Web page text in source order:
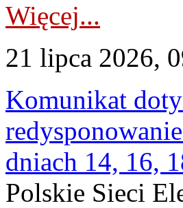
Więcej...
21 lipca 2026,
Komunikat
dniach 14, 16,
Polskie Sieci